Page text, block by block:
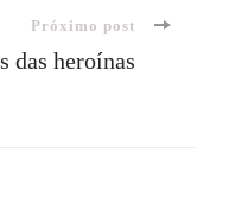
Próximo post
das heroínas